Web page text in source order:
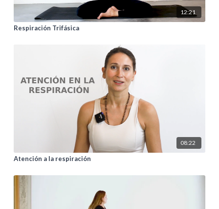
12:21
Respiración Trifásica
08:22
Atención a la respiración